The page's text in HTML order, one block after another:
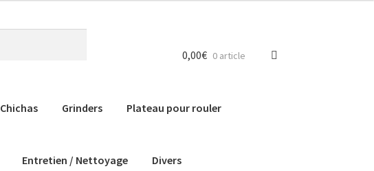
0,00€ 0 article
Chichas Grinders Plateau pour rouler
Entretien / Nettoyage Divers